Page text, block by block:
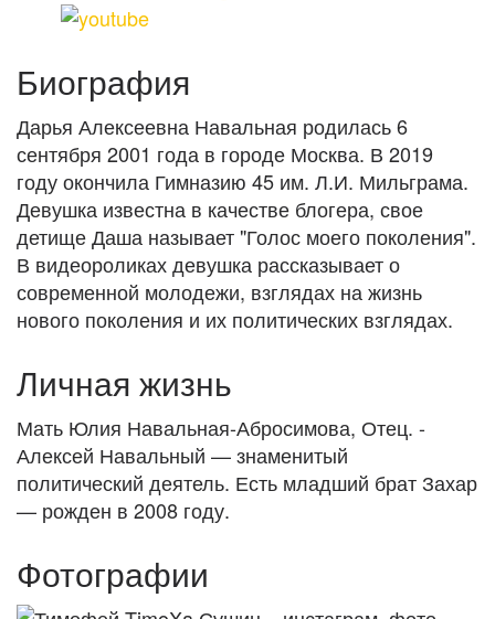
Биография
Дарья Алексеевна Навальная родилась 6
сентября 2001 года в городе Москва. В 2019
году окончила Гимназию 45 им. Л.И. Мильграма.
Девушка известна в качестве блогера, свое
детище Даша называет "Голос моего поколения".
В видеороликах девушка рассказывает о
современной молодежи, взглядах на жизнь
нового поколения и их политических взглядах.
Личная жизнь
Мать Юлия Навальная-Абросимова, Отец. -
Алексей Навальный — знаменитый
политический деятель. Есть младший брат Захар
— рожден в 2008 году.
Фотографии